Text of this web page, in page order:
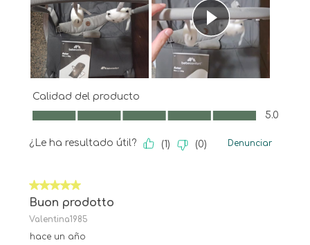
Calidad del producto
Calidad del producto, 5.0 de 5
5.0
¿Le ha resultado útil? (1) (0) Denunciar
5 de 5 estrellas.
Buon prodotto
Valentina1985
hace un año